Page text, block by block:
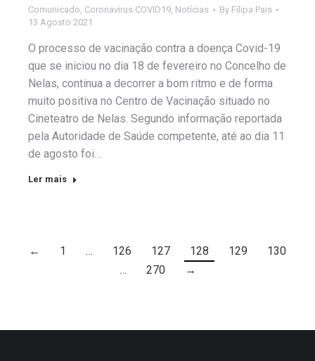
Comunicado Coronavirus COVID19 Notícias By Filipa Pais
13 Agosto 2021
O processo de vacinação contra a doença Covid-19
que se iniciou no dia 18 de fevereiro no Concelho de
Nelas, continua a decorrer a bom ritmo e de forma
muito positiva no Centro de Vacinação situado no
Cineteatro de Nelas. Segundo informação reportada
pela Autoridade de Saúde competente, até ao dia 11
de agosto foi…
Ler mais
← 1 … 126 127 128 129
130
…
270 →